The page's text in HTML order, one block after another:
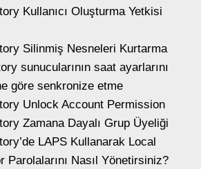
Kullanıcı Oluşturma Yetkisi
Silinmiş Nesneleri Kurtarma
sunucularının saat ayarlarını
göre senkronize etme
Unlock Account Permission
Zamana Dayalı Grup Üyeliği
LAPS Kullanarak Local
Parolalarını Nasıl Yönetirsiniz?